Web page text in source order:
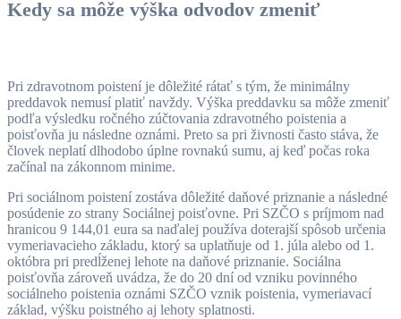
Kedy sa môže výška odvodov zmeniť
Pri zdravotnom poistení je dôležité rátať s tým, že minimálny
preddavok nemusí platiť navždy. Výška preddavku sa môže zmeniť
podľa výsledku ročného zúčtovania zdravotného poistenia a
poisťovňa ju následne oznámi. Preto sa pri živnosti často stáva, že
človek neplatí dlhodobo úplne rovnakú sumu, aj keď počas roka
začínal na zákonnom minime.
Pri sociálnom poistení zostáva dôležité daňové priznanie a následné
posúdenie zo strany Sociálnej poisťovne. Pri SZČO s príjmom nad
hranicou 9 144,01 eura sa naďalej používa doterajší spôsob určenia
vymeriavacieho základu, ktorý sa uplatňuje od 1. júla alebo od 1.
októbra pri predĺženej lehote na daňové priznanie. Sociálna
poisťovňa zároveň uvádza, že do 20 dní od vzniku povinného
sociálneho poistenia oznámi SZČO vznik poistenia, vymeriavací
základ, výšku poistného aj lehoty splatnosti.